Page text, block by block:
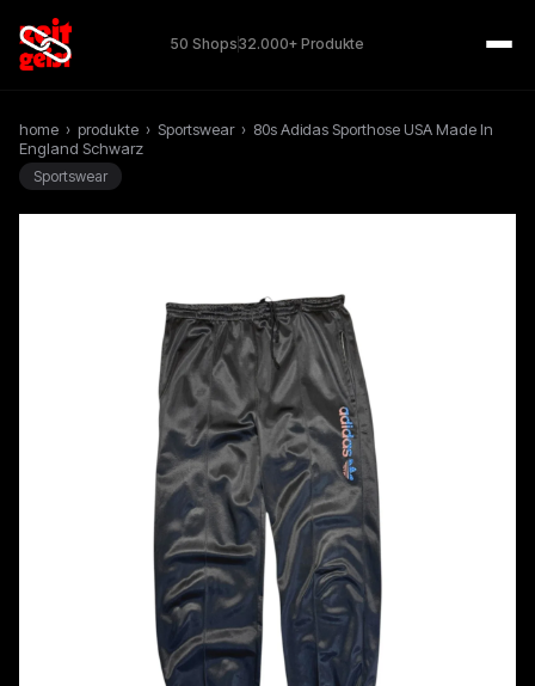
50 Shops32.000+ Produkte
home › produkte › Sportswear › 80s Adidas Sporthose USA Made In
England Schwarz
Sportswear